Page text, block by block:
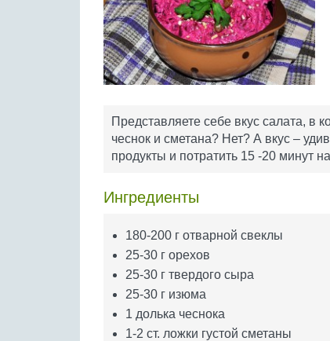
Представляете себе вкус салата, в
чеснок и сметана? Нет? А вкус –
продукты и потратить 15 -20 минут
Ингредиенты
180-200 г отварной свеклы
25-30 г орехов
25-30 г твердого сыра
25-30 г изюма
1 долька чеснока
1-2 ст. ложки густой сметаны